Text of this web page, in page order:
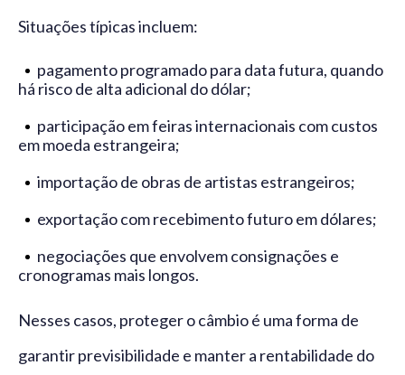
Situações típicas incluem:
pagamento programado para data futura, quando
há risco de alta adicional do dólar;
participação em feiras internacionais com custos
em moeda estrangeira;
importação de obras de artistas estrangeiros;
exportação com recebimento futuro em dólares;
negociações que envolvem consignações e
cronogramas mais longos.
Nesses casos, proteger o câmbio é uma forma de
garantir previsibilidade e manter a rentabilidade do